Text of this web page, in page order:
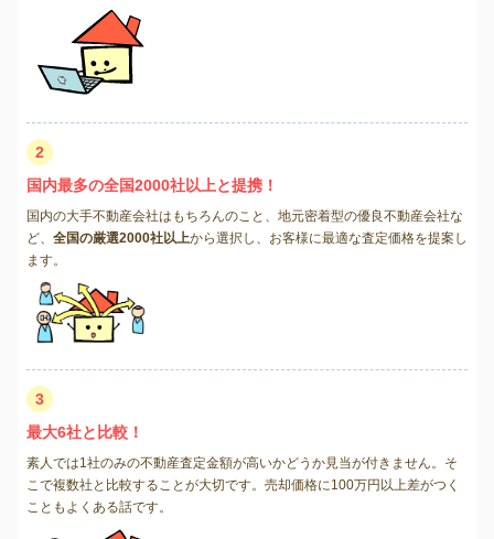
2
国内最多の全国2000社以上と提携！
国内の大手不動産会社はもちろんのこと、地元密着型の優良不動産会社な
ど、 全国の厳選2000社以上から選択し、お客様に最適な査定価格を提案し
ます。
3
最大6社と比較！
素人では1社のみの不動産査定金額が高いかどうか見当が付きません。そ
こで複数社と比較することが大切です。売却価格に100万円以上差がつく
こともよくある話です。